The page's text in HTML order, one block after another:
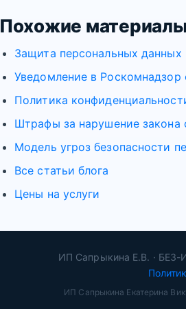
Похожие
Защита персональных
Уведомление в Роскомнадзор
Политика
Штрафы за нарушение закона
Модель угроз безопасности
Все статьи блога
Цены на услуги
ИП Сапрыкина Е.В. · БЕЗ-
ИП Сапрыкина Екатерина